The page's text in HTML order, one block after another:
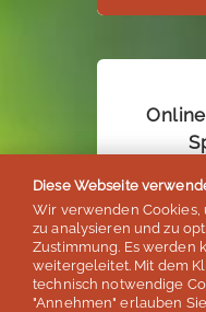
Special
Diese Webseite
Wir verwenden Cookies,
zu analysieren und zu
Zustimmung. Es werden
weitergeleitet. Mit dem
technisch notwendige
"Annehmen" erlauben